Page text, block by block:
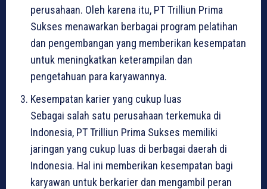
perusahaan. Oleh karena itu, PT Trilliun Prima
Sukses menawarkan berbagai program pelatihan
dan pengembangan yang memberikan kesempatan
untuk meningkatkan keterampilan dan
pengetahuan para karyawannya.
Kesempatan karier yang cukup luas
Sebagai salah satu perusahaan terkemuka di
Indonesia, PT Trilliun Prima Sukses memiliki
jaringan yang cukup luas di berbagai daerah di
Indonesia. Hal ini memberikan kesempatan bagi
karyawan untuk berkarier dan mengambil peran